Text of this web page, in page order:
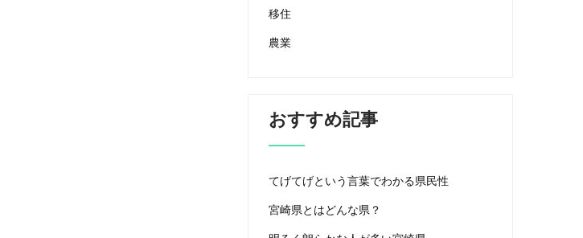
移住
農業
おすすめ記事
てげてげという言葉でわかる県民性
宮崎県とはどんな県？